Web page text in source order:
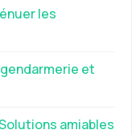
les
et
amiables